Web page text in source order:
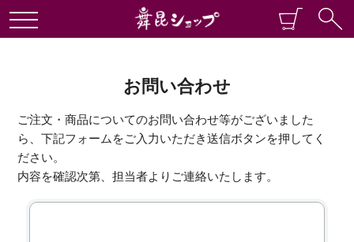
お問い合わせ
ご注文・商品についてのお問い合わせ等がございました
ら、下記フォームをご入力いただき送信ボタンを押してく
ださい。
内容を確認次第、担当者よりご連絡いたします。